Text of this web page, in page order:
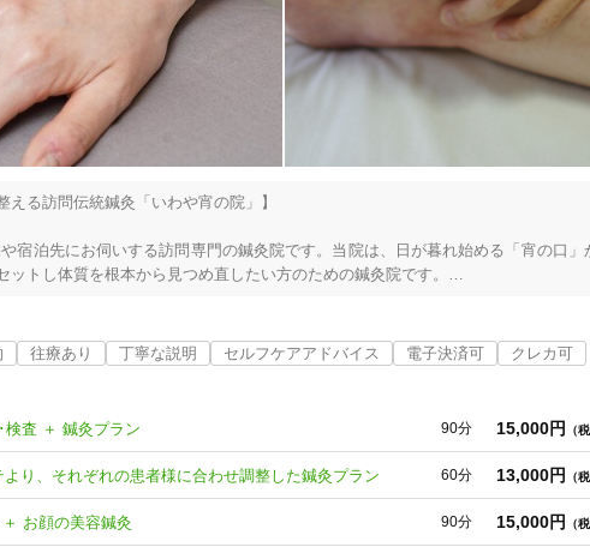
4 件 検索結果を見る
える訪問伝統鍼灸「いわや宵の院」】
宿泊先にお伺いする訪問専門の鍼灸院です。当院は、日が暮れ始める「宵の口」
トし体質を根本から見つめ直したい方のための鍼灸院です。
ッシュや、夕食後の落ち着いた時間、あるいは一日の活動を終えた深夜帯など、皆
。通院のために外出する手間がなく、施術後はそのままリラックス出来る空間で
利点です。
い知恵とエビデンスに基づき、お身体を内から整える日本の伝統鍼灸です。自律神
病」の状態に真摯に向き合います。国家資格を持つ施術者が丁寧に寄り添い、あな
。
往療あり 丁寧な説明 セルフケアアドバイス 電子決済可
クレカ可
検査 ＋ 鍼灸プラン 90分 15,000円 （
より、それぞれの患者様に合わせ調整した鍼灸プラン 60分 13,000円 （
お顔の美容鍼灸 90分 15,000円 （